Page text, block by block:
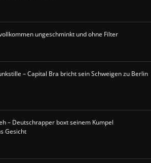
ungeschminkt und ohne Filter
– Capital Bra bricht sein Schweigen zu Berlin
– Deutschrapper boxt seinem Kumpel
Gesicht